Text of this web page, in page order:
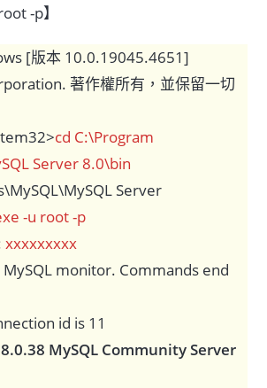
-p】
[版本 10.0.19045.4651]
著作權所有，並保留一切
cd C:\Program
Server 8.0\bin
Server
-u root -p
xxxxxxxxx
monitor. Commands end
id is 11
MySQL Community Server